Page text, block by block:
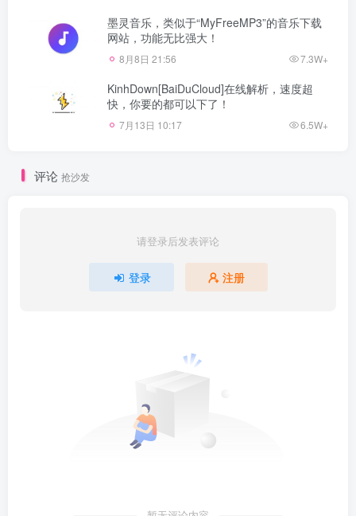
墨灵音乐，类似于“MyFreeMP3”的音乐下载
网站，功能无比强大！
8月8日 21:56 7.3W+
KinhDown[BaiDuCloud]在线解析，速度超
快，你要的都可以下了！
7月13日 10:17 6.5W+
评论 抢沙发
请登录后发表评论
登录 注册